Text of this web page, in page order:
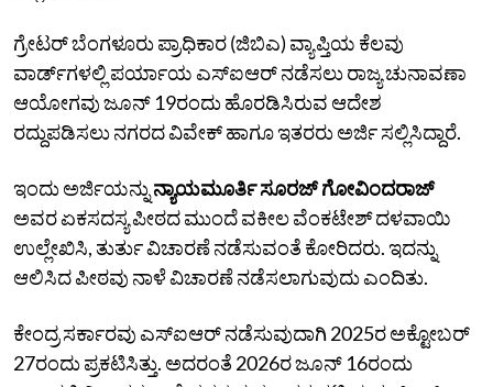
ಗ್ರೇಟರ್ ಬೆಂಗಳೂರು ಪ್ರಾಧಿಕಾರ (ಜಿಬಿಎ) ವ್ಯಾಪ್ತಿಯ ಕೆಲವು
ವಾರ್ಡ್‌ಗಳಲ್ಲಿ ಪರ್ಯಾಯ ಎಸ್ಐಆರ್ ನಡೆಸಲು ರಾಜ್ಯ ಚುನಾವಣಾ
ಆಯೋಗವು ಜೂನ್‌ 19ರಂದು ಹೊರಡಿಸಿರುವ ಆದೇಶ
ರದ್ದುಪಡಿಸಲು ನಗರದ ವಿವೇಕ್ ಹಾಗೂ ಇತರರು ಅರ್ಜಿ ಸಲ್ಲಿಸಿದ್ದಾರೆ.
ಇಂದು ಅರ್ಜಿಯನ್ನುನ್ಯಾಯಮೂರ್ತಿ ಸೂರಜ್‌ ಗೋವಿಂದರಾಜ್‌
ಅವರ ಏಕಸದಸ್ಯ ಪೀಠದ ಮುಂದೆ ವಕೀಲ ವೆಂಕಟೇಶ್‌ ದಳವಾಯಿ
ಉಲ್ಲೇಖಿಸಿ, ತುರ್ತು ವಿಚಾರಣೆ ನಡೆಸುವಂತೆ ಕೋರಿದರು. ಇದನ್ನು
ಆಲಿಸಿದ ಪೀಠವು ನಾಳೆ ವಿಚಾರಣೆ ನಡೆಸಲಾಗುವುದು ಎಂದಿತು.
ಕೇಂದ್ರ ಸರ್ಕಾರವು ಎಸ್‌ಐಆರ್‌ ನಡೆಸುವುದಾಗಿ‌ 2025ರ ಅಕ್ಟೋಬರ್
27ರಂದು ಪ್ರಕಟಿಸಿತ್ತು. ಅದರಂತೆ 2026ರ ಜೂನ್‌ 16ರಂದು